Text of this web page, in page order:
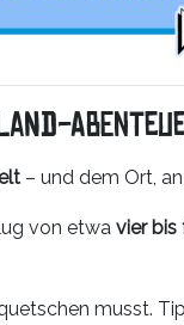
– und dem Ort,
von etwa vier bis
musst.